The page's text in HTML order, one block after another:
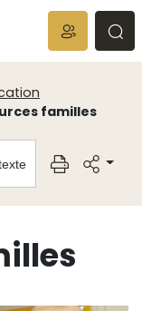
familles